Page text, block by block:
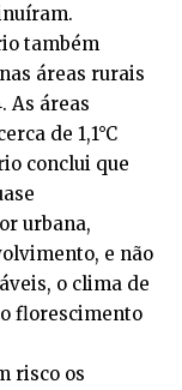
também
áreas rurais
As áreas
de 1,1°C
conclui que
urbana,
e não
o clima de
florescimento
risco os